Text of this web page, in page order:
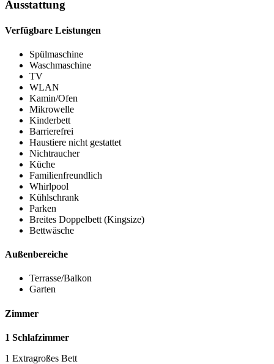
Ausstattung
Verfügbare Leistungen
Spülmaschine
Waschmaschine
TV
WLAN
Kamin/Ofen
Mikrowelle
Kinderbett
Barrierefrei
Haustiere nicht gestattet
Nichtraucher
Küche
Familienfreundlich
Whirlpool
Kühlschrank
Parken
Breites Doppelbett (Kingsize)
Bettwäsche
Außenbereiche
Terrasse/Balkon
Garten
Zimmer
1 Schlafzimmer
1 Extragroßes Bett